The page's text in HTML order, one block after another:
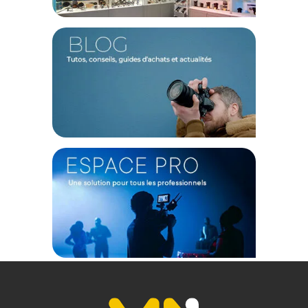
sortie est un 2.8:1.
Une imagerie professionnelle
Cet objectif est capable de suivre une résolution 8K. Avec ses
de vision horizontal équivalent à un 47mm.
Vous disposez de deux bagues crantées. Les échelles
métriques et impériales sont toutes deux gravées. À l'avant, il
est possible de monter un filtre de filetage 82 mm. Un pas de
vis 1/4 pouce est disponible.
: Bien que les images correspondent à la version Sony
E, vous recevez bien l'objectif en version Canon RF.
Caractéristiques de l'objectif anamorphique plein
format Sirui Venus 75mm T2.9 1.6x monture Canon RF :